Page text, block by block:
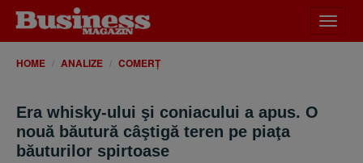
meniu
HOME ANALIZE COMERȚ
Era whisky-ului şi coniacului a apus. O
nouă băutură câştigă teren pe piaţa
băuturilor spirtoase